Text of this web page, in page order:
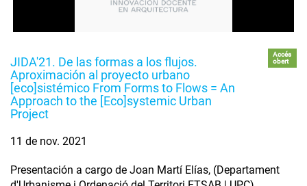
JIDA'21. De las formas a los flujos.
Aproximación al proyecto urbano
[eco]sistémico From Forms to Flows = An
Approach to the [Eco]systemic Urban
Project
Accés
obert
11 de nov. 2021
Presentación a cargo de Joan Martí Elías, (Departament